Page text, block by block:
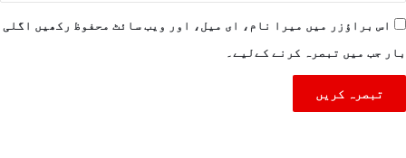
اس براؤزر میں میرا نام، ای میل، اور ویب سائٹ محفوظ رکھیں اگلی
بار جب میں تبصرہ کرنے کےلیے۔